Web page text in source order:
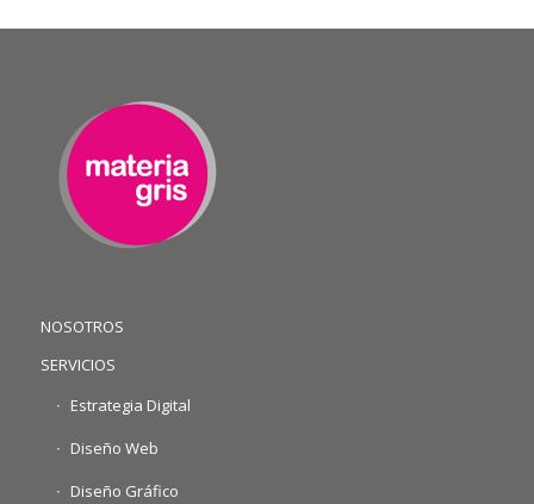
NOSOTROS
SERVICIOS
Estrategia Digital
Diseño Web
Diseño Gráfico